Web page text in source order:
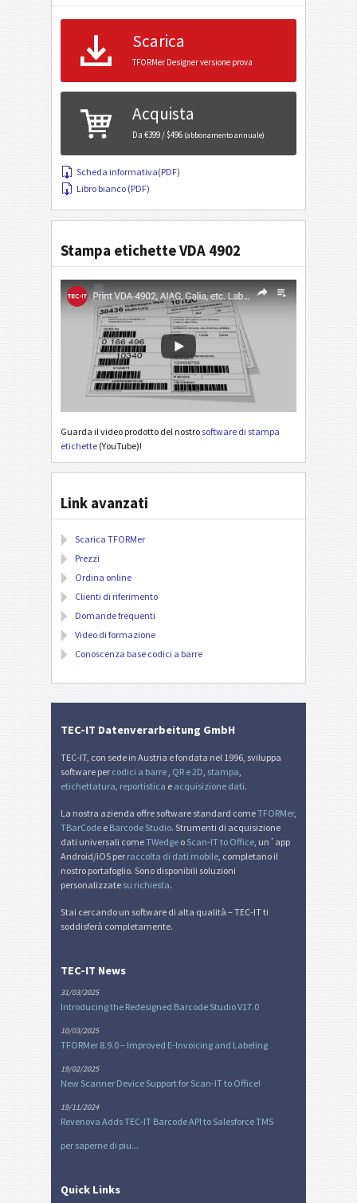
Scarica
TFORMer Designer versione prova
Acquista
Da €399 / $496 (abbonamento annuale)
Scheda informativa(PDF)
Libro bianco (PDF)
Stampa etichette VDA 4902
Guarda il video prodotto del nostro software di stampa
etichette (YouTube)!
Link avanzati
Scarica TFORMer
Prezzi
Ordina online
Clienti di riferimento
Domande frequenti
Video di formazione
Conoscenza base codici a barre
TEC-IT Datenverarbeitung GmbH
TEC-IT, con sede in Austria e fondata nel 1996, sviluppa
software per codici a barre, QR e 2D, stampa,
etichettatura, reportistica e acquisizione dati.
La nostra azienda offre software standard comeTFORMer,
TBarCode e Barcode Studio. Strumenti di acquisizione
dati universali comeTWedge o Scan-IT to Office, un´app
Android/iOS per raccolta di dati mobile, completano il
nostro portafoglio. Sono disponibili soluzioni
personalizzate su richiesta.
Stai cercando un software di alta qualità – TEC-IT ti
soddisferà completamente.
TEC-IT News
31/03/2025
Introducing the Redesigned Barcode Studio V17.0
10/03/2025
TFORMer 8.9.0 – Improved E-Invoicing and Labeling
19/02/2025
New Scanner Device Support for Scan-IT to Office!
19/11/2024
Revenova Adds TEC-IT Barcode API to Salesforce TMS
per saperne di piu...
Quick Links